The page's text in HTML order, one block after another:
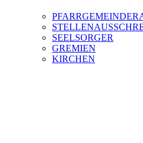
SEELSORGER
GREMIEN
KIRCHEN